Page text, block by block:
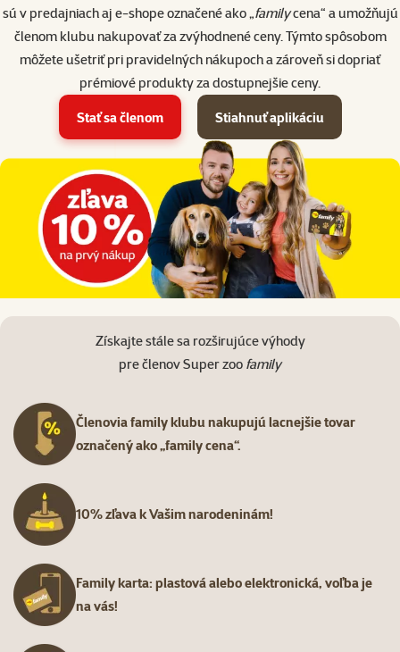
sú v predajniach aj e-shope označené ako „familycena“ a umožňujú
členom klubu nakupovať za zvýhodnené ceny. Týmto spôsobom
môžete ušetriť pri pravidelných nákupoch a zároveň si dopriať
prémiové produkty za dostupnejšie ceny.
Stať sa členom Stiahnuť aplikáciu
Získajte stále sa rozširujúce výhody
pre členov Super zoo family
Členovia family klubu nakupujú lacnejšie tovar
označený ako „family cena“.
10% zľava k Vašim narodeninám!
Family karta: plastová alebo elektronická, voľba je
na vás!